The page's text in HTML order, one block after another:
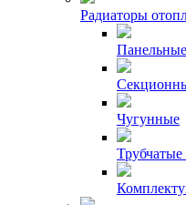
Радиаторы
Панельные
Чугунные